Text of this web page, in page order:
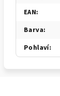
EAN:
Barva:
Pohlaví: